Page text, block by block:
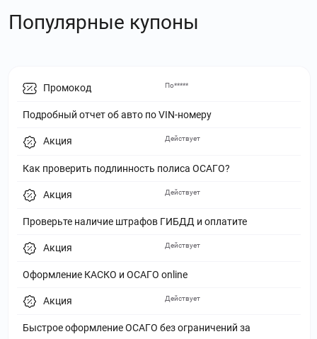
Популярные купоны
Промокод
Подробный отчет об авто по VIN-номеру
По*****
Акция
Как проверить подлинность полиса ОСАГО?
Действует
Акция
Проверьте наличие штрафов ГИБДД и оплатите
Действует
Акция
Оформление КАСКО и ОСАГО online
Действует
Акция
Быстрое оформление ОСАГО без ограничений за
Действует